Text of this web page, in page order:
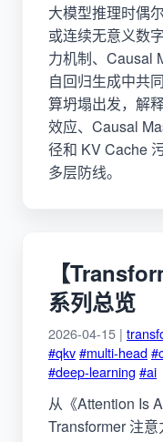
大模型推理时偶
或连续无意义数
力机制、Causal
自回归生成中共
算坍塌出发，解
效应、Causal
径和 KV Cache
多层防线。
【
系列总览
2026-04-15 |
#qkv#multi-head
#deep-learning #ai
从《Attention Is
Transformer 注意